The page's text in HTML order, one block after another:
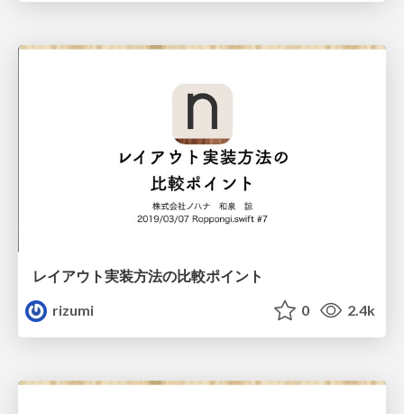
レイアウト実装方法の比較ポイント
rizumi
0 2.4k